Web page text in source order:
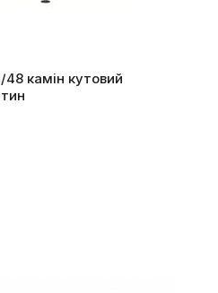
камін кутовий